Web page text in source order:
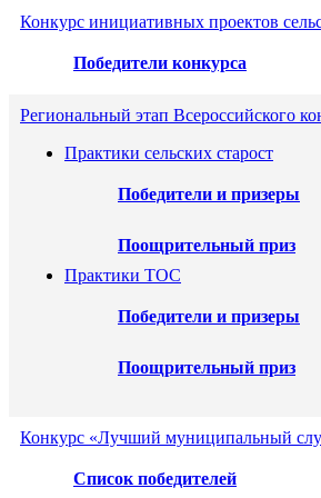
Конкурс инициативных проектов
Победители конкурса
Региональный этап Всероссийского
Практики сельских старост
Победители и призеры
Поощрительный приз
Практики ТОС
Победители и призеры
Поощрительный приз
Конкурс «Лучший муниципальный
Список победителей